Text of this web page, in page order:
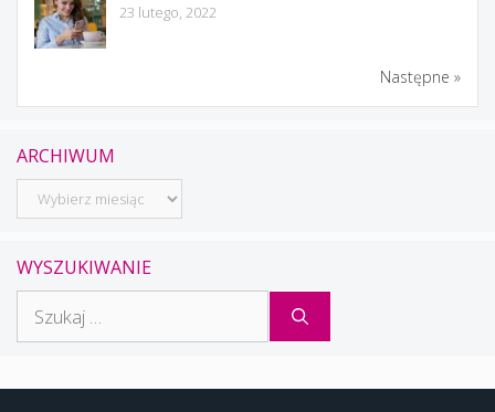
23 lutego, 2022
Następne »
ARCHIWUM
Archiwum
WYSZUKIWANIE